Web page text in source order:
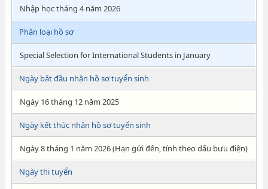
Nhập học tháng 4 năm 2026
Phân loại hồ sơ
Special Selection for International Students in January
Ngày bắt đầu nhận hồ sơ tuyển sinh
Ngày 16 tháng 12 năm 2025
Ngày kết thúc nhận hồ sơ tuyển sinh
Ngày 8 tháng 1 năm 2026 (Hạn gửi đến, tính theo dấu bưu điện)
Ngày thi tuyển